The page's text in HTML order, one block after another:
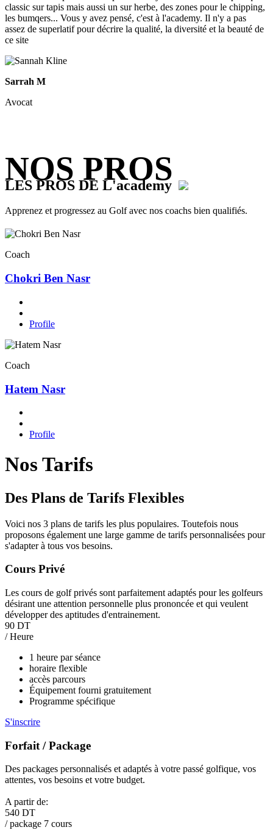
classic sur tapis mais aussi un sur herbe, des zones pour le chipping,
les bumqers... Vous y avez pensé, c'est à l'academy. Il n'y a pas
assez de superlatif pour décrire la qualité, la diversité et la beauté de
ce site
Sarrah M
Avocat
NOS PROS
LES PROS DE L'academy
Apprenez et progressez au Golf avec nos coachs bien qualifiés.
Coach
Chokri Ben Nasr
Profile
Coach
Hatem Nasr
Profile
Nos Tarifs
Des Plans de Tarifs Flexibles
Voici nos 3 plans de tarifs les plus populaires. Toutefois nous
proposons également une large gamme de tarifs personnalisées pour
s'adapter à tous vos besoins.
Cours Privé
Les cours de golf privés sont parfaitement adaptés pour les golfeurs
désirant une attention personnelle plus prononcée et qui veulent
développer des aptitudes d'entrainement.
90 DT
/ Heure
1 heure par séance
horaire flexible
accès parcours
Équipement fourni gratuitement
Programme spécifique
S'inscrire
Forfait / Package
Des packages personnalisés et adaptés à votre passé golfique, vos
attentes, vos besoins et votre budget.
A partir de:
540 DT
/ package 7 cours